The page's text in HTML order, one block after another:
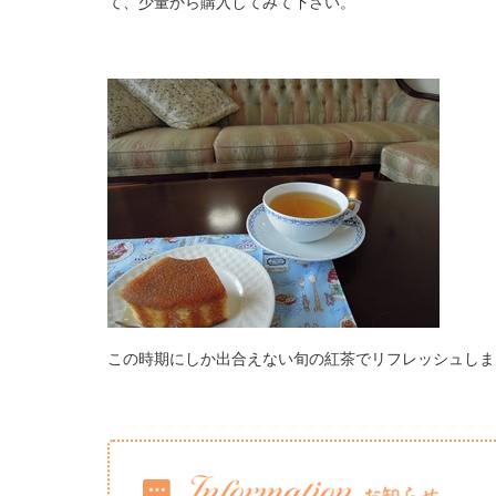
この時期にしか出合えない旬の紅茶でリフレッシュし